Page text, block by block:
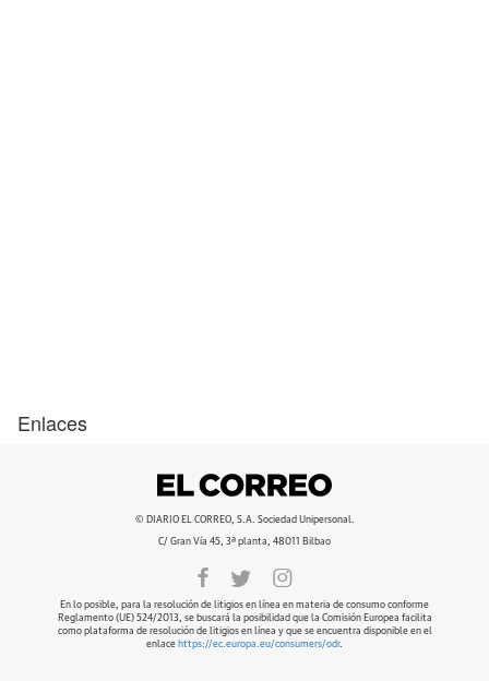
Enlaces
© DIARIO EL CORREO, S.A. Sociedad Unipersonal.
C/ Gran Vía 45, 3ª planta, 48011 Bilbao
En lo posible, para la resolución de litigios en línea en materia de consumo conforme
Reglamento (UE) 524/2013, se buscará la posibilidad que la Comisión Europea facilita
como plataforma de resolución de litigios en línea y que se encuentra disponible en el
enlace https://ec.europa.eu/consumers/odr.